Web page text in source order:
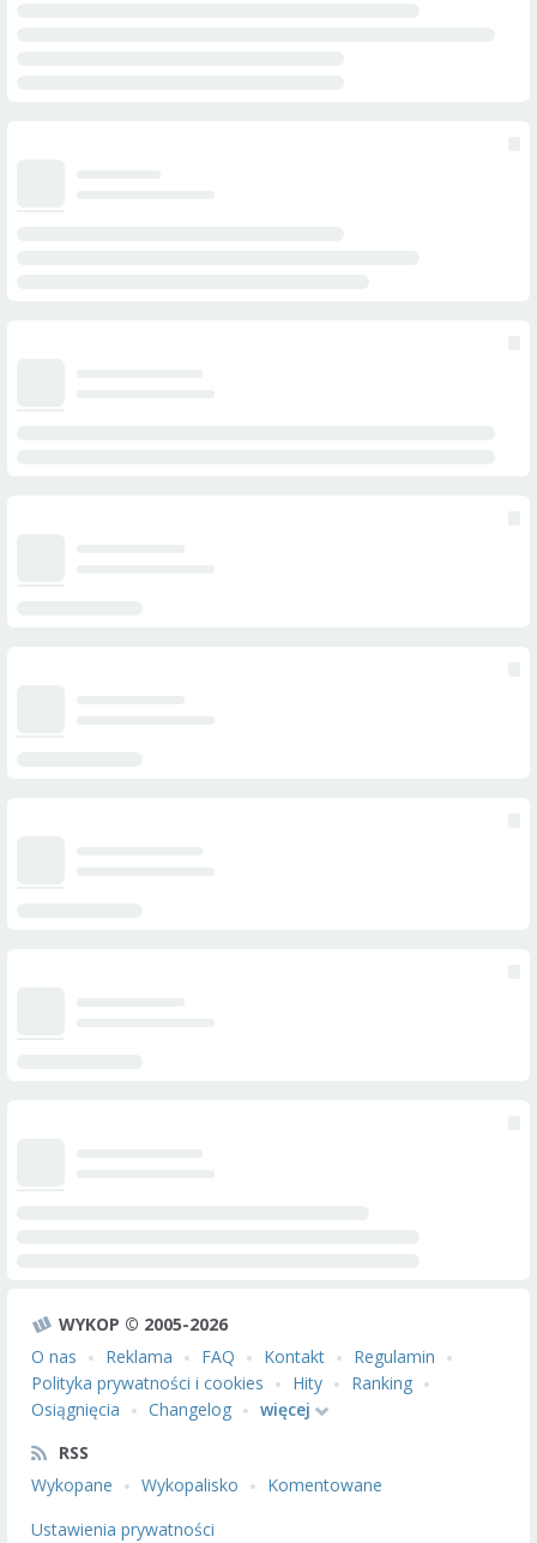
WYKOP © 2005-2026
O nas
Reklama FAQ Kontakt
Regulamin
Polityka prywatności i cookies
Hity
Ranking
Osiągnięcia
Changelog
więcej
RSS
Wykopane
Wykopalisko
Komentowane
Ustawienia prywatności